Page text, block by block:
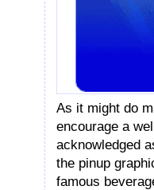
As it might do
encourage a
acknowledged
the pinup
famous